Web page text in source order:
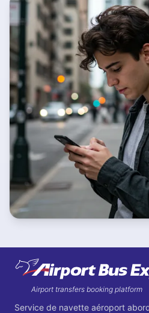
Airport transfers booking platform
Service de navette aéroport